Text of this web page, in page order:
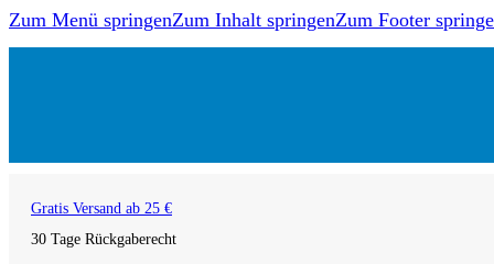
Zum Menü springenZum Inhalt springenZum Footer
Gratis Versand ab 25 €
30 Tage Rückgaberecht